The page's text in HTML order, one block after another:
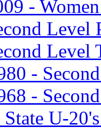
-
Level
-
-
State U-